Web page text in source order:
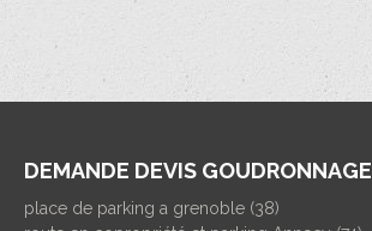
DEMANDE DEVIS GOUDRONNAGE
place de parking a grenoble (38)